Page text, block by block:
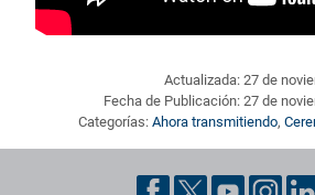
Actualizada: 27 de
Fecha de Publicación: 27 de
Categorías: Ahora transmitiendo,
Pie de página con información de